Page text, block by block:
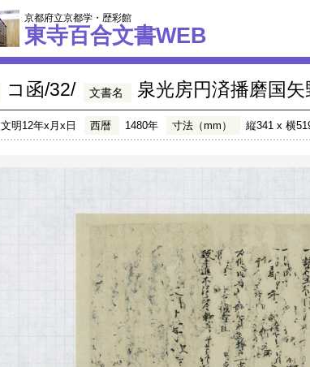
京都府立京都学・歴彩館
東寺百合文書WEB
コ函/32/ 文書名 泉光房円済播磨国
文明12年x月x日 西暦 1480年 寸法（mm） 縦341 x 横